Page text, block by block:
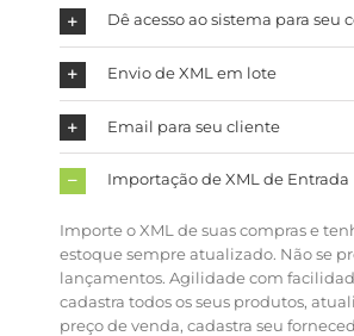
Dê acesso ao sistema para seu
Envio de XML em lote
Email para seu cliente
Importação de XML de Entrada
Importe o XML de suas compras e
estoque sempre atualizado. Não se
lançamentos. Agilidade com
cadastra todos os seus produtos,
preço de venda, cadastra seu